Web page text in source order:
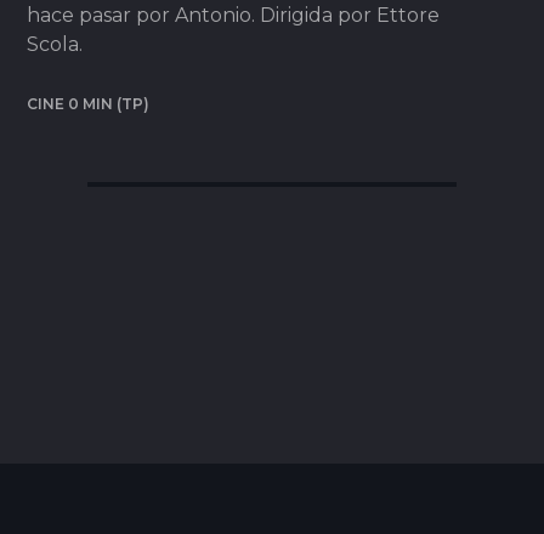
hace pasar por Antonio. Dirigida por Ettore
Scola.
CINE 0 MIN (TP)